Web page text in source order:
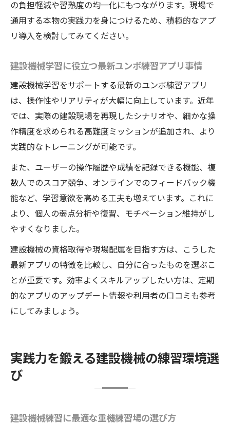
の負担軽減や習熟度の均一化にもつながります。現場で
通用する本物の実践力を身につけるため、積極的なアプ
リ導入を検討してみてください。
建設機械学習に役立つ最新ユンボ練習アプリ事情
建設機械学習をサポートする最新のユンボ練習アプリ
は、操作性やリアリティが大幅に向上しています。近年
では、実際の建設現場を再現したシナリオや、細かな操
作精度を求められる高難度ミッションが追加され、より
実践的なトレーニングが可能です。
また、ユーザーの操作履歴や成績を記録できる機能、複
数人でのスコア競争、オンラインでのフィードバック機
能など、学習意欲を高める工夫も増えています。これに
より、個人の弱点分析や復習、モチベーション維持がし
やすくなりました。
建設機械の資格取得や現場配属を目指す方は、こうした
最新アプリの特徴を比較し、自分に合ったものを選ぶこ
とが重要です。効率よくスキルアップしたい方は、定期
的なアプリのアップデート情報や利用者の口コミも参考
にしてみましょう。
実践力を鍛える建設機械の練習環境選
び
建設機械練習に最適な重機練習場の選び方